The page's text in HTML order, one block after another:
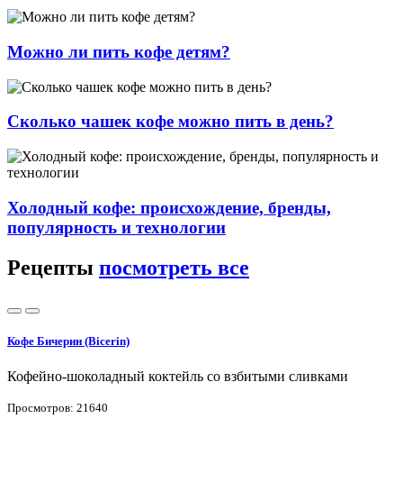
Можно ли пить кофе детям?
Сколько чашек кофе можно пить в день?
Холодный кофе: происхождение, бренды,
популярность и технологии
Рецепты посмотреть все
Кофе Бичерин (Bicerin)
Кофейно-шоколадный коктейль со взбитыми сливками
Просмотров: 21640